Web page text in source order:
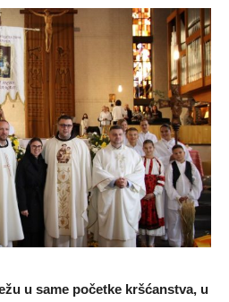
u same početke kršćanstva, u